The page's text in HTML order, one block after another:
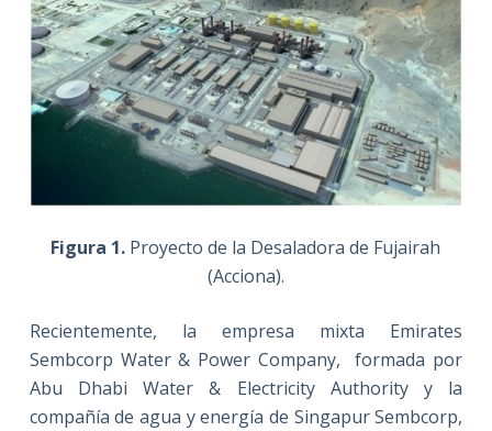
Figura 1. Proyecto de la Desaladora de Fujairah
(Acciona).
Recientemente, la empresa mixta Emirates
Sembcorp Water & Power Company, formada por
Abu Dhabi Water & Electricity Authority y la
compañía de agua y energía de Singapur Sembcorp,